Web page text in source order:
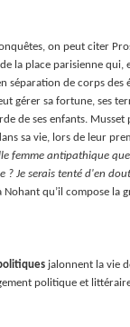
on peut citer
la place parisienne
séparation de corps des
gérer sa fortune, ses
de ses enfants. Musset
sa vie, lors de leur
femme antipathique
? Je serais tenté d'en
Nohant qu’il compose la
jalonnent la vie
politique et